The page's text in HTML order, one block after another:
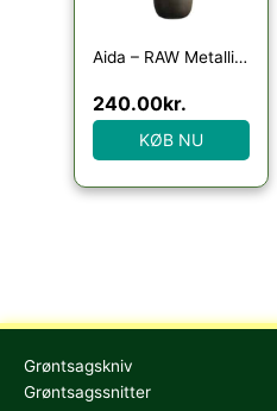
Aida – RAW Metallic Brown – vandkaraffel 1 stk
240.00kr.
KØB NU
Grøntsagskniv
Grøntsagssnitter